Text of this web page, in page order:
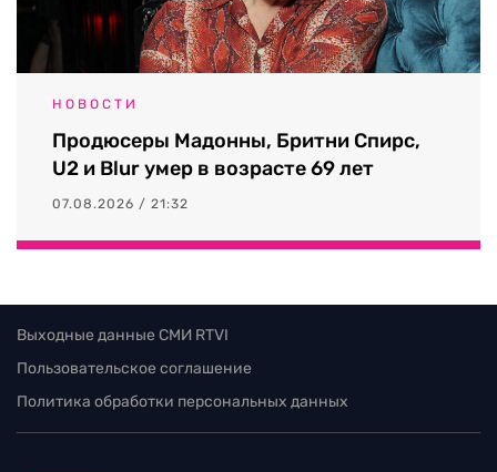
НОВОСТИ
Продюсеры Мадонны, Бритни Спирс,
U2 и Blur умер в возрасте 69 лет
07.08.2026 / 21:32
Выходные данные СМИ RTVI
Пользовательское соглашение
Политика обработки персональных данных